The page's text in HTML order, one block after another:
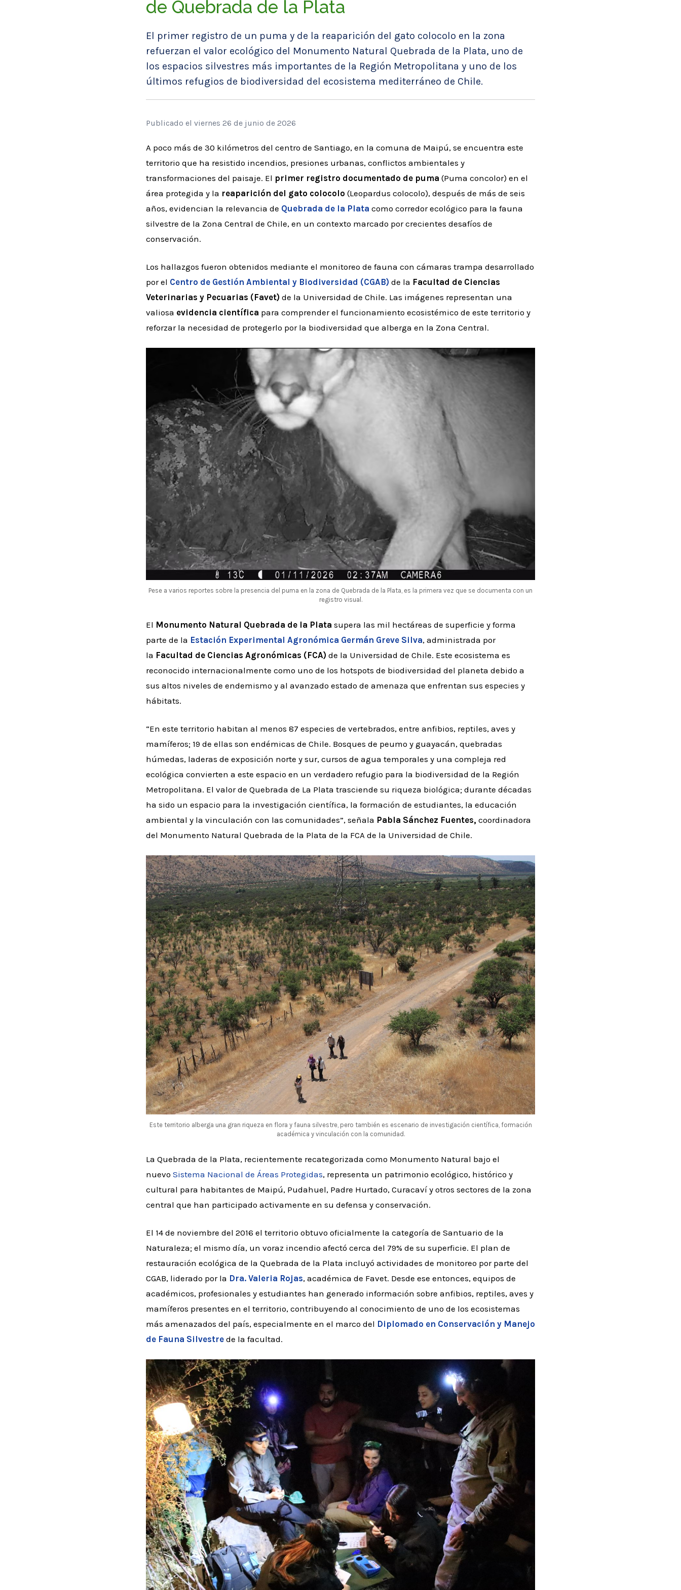
de Quebrada de la Plata
El primer registro de un puma y de la reaparición del gato colocolo en la zona
refuerzan el valor ecológico del Monumento Natural Quebrada de la Plata, uno de
los espacios silvestres más importantes de la Región Metropolitana y uno de los
últimos refugios de biodiversidad del ecosistema mediterráneo de Chile.
Publicado el viernes 26 de junio de 2026
A poco más de 30 kilómetros del centro de Santiago, en la comuna de Maipú, se encuentra este
territorio que ha resistido incendios, presiones urbanas, conflictos ambientales y
transformaciones del paisaje. El primer registro documentado de puma (Puma concolor) en el
área protegida y la reaparición del gato colocolo (Leopardus colocolo), después de más de seis
años, evidencian la relevancia de Quebrada de la Plata como corredor ecológico para la fauna
silvestre de la Zona Central de Chile, en un contexto marcado por crecientes desafíos de
conservación.
Los hallazgos fueron obtenidos mediante el monitoreo de fauna con cámaras trampa desarrollado
por el Centro de Gestión Ambiental y Biodiversidad (CGAB) de la Facultad de Ciencias
Veterinarias y Pecuarias (Favet) de la Universidad de Chile. Las imágenes representan una
valiosa evidencia científica para comprender el funcionamiento ecosistémico de este territorio y
reforzar la necesidad de protegerlo por la biodiversidad que alberga en la Zona Central.
Pese a varios reportes sobre la presencia del puma en la zona de Quebrada de la Plata, es la primera vez que se documenta con un
registro visual.
El Monumento Natural Quebrada de la Plata supera las mil hectáreas de superficie y forma
parte de la Estación Experimental Agronómica Germán Greve Silva, administrada por
la Facultad de Ciencias Agronómicas (FCA) de la Universidad de Chile. Este ecosistema es
reconocido internacionalmente como uno de los hotspots de biodiversidad del planeta debido a
sus altos niveles de endemismo y al avanzado estado de amenaza que enfrentan sus especies y
hábitats.
“En este territorio habitan al menos 87 especies de vertebrados, entre anfibios, reptiles, aves y
mamíferos; 19 de ellas son endémicas de Chile. Bosques de peumo y guayacán, quebradas
húmedas, laderas de exposición norte y sur, cursos de agua temporales y una compleja red
ecológica convierten a este espacio en un verdadero refugio para la biodiversidad de la Región
Metropolitana. El valor de Quebrada de La Plata trasciende su riqueza biológica; durante décadas
ha sido un espacio para la investigación científica, la formación de estudiantes, la educación
ambiental y la vinculación con las comunidades”, señala Pabla Sánchez Fuentes, coordinadora
del Monumento Natural Quebrada de la Plata de la FCA de la Universidad de Chile.
Este territorio alberga una gran riqueza en flora y fauna silvestre, pero también es escenario de investigación científica, formación
académica y vinculación con la comunidad.
La Quebrada de la Plata, recientemente recategorizada como Monumento Natural bajo el
nuevo Sistema Nacional de Áreas Protegidas, representa un patrimonio ecológico, histórico y
cultural para habitantes de Maipú, Pudahuel, Padre Hurtado, Curacaví y otros sectores de la zona
central que han participado activamente en su defensa y conservación.
El 14 de noviembre del 2016 el territorio obtuvo oficialmente la categoría de Santuario de la
Naturaleza; el mismo día, un voraz incendio afectó cerca del 79% de su superficie. El plan de
restauración ecológica de la Quebrada de la Plata incluyó actividades de monitoreo por parte del
CGAB, liderado por la Dra. Valeria Rojas, académica de Favet. Desde ese entonces, equipos de
académicos, profesionales y estudiantes han generado información sobre anfibios, reptiles, aves y
mamíferos presentes en el territorio, contribuyendo al conocimiento de uno de los ecosistemas
más amenazados del país, especialmente en el marco del Diplomado en Conservación y Manejo
de Fauna Silvestre de la facultad.